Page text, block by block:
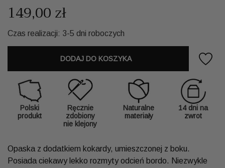
149,00 zł
Czas realizacji: 3-5 dni roboczych
DODAJ DO KOSZYKA
Polski
produkt
Ręcznie
zdobiony
nie klejony
Naturalne
materiały
14 dni na
zwrot
Opaska z dodatkiem kokardy, umieszczonej z boku.
Posiada ciekawy lekko rozmyty odcień bordo. Niezwykle